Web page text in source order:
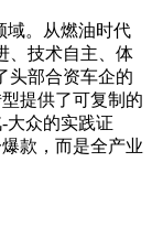
域。从燃油时代
、技术自主、体
头部合资车企的
提供了可复制的
大众的实践证
款，而是全产业